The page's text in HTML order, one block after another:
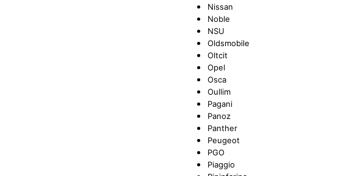
Nissan
Noble
NSU
Oldsmobile
Oltcit
Opel
Osca
Oullim
Pagani
Panoz
Panther
Peugeot
PGO
Piaggio